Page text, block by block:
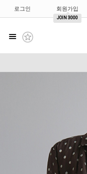
로그인 회원가입
JOIN 3000